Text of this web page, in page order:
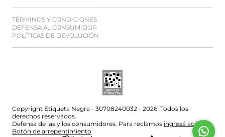
TÉRMINOS Y CONDICIONES
DEFENSA AL CONSUMIDOR
POLÍTICAS DE DEVOLUCIÓN
Copyright Etiqueta Negra - 30708240032 - 2026. Todos los
derechos reservados.
Defensa de las y los consumidores. Para reclamos ingresá acá.
Botón de arrepentimiento